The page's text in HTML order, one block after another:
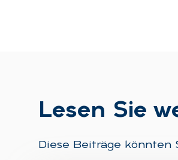
Le­sen Sie
Diese Beiträge könnten